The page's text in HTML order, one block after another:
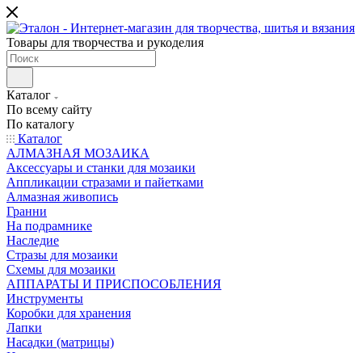
Товары для творчества и рукоделия
Каталог
По всему сайту
По каталогу
Каталог
АЛМАЗНАЯ МОЗАИКА
Аксессуары и станки для мозаики
Аппликации стразами и пайетками
Алмазная живопись
Гранни
На подрамнике
Наследие
Стразы для мозаики
Схемы для мозаики
АППАРАТЫ И ПРИСПОСОБЛЕНИЯ
Инструменты
Коробки для хранения
Лапки
Насадки (матрицы)